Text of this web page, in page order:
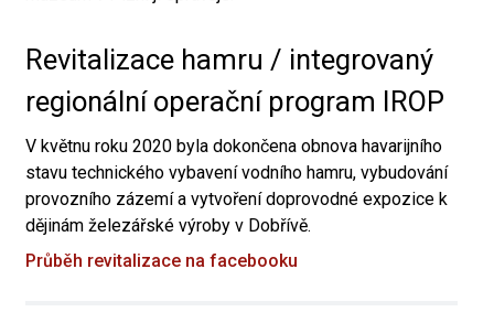
Revitalizace hamru / integrovaný
regionální operační program IROP
V květnu roku 2020 byla dokončena obnova havarijního
stavu technického vybavení vodního hamru, vybudování
provozního zázemí a vytvoření doprovodné expozice k
dějinám železářské výroby v Dobřívě.
Průběh revitalizace na facebooku